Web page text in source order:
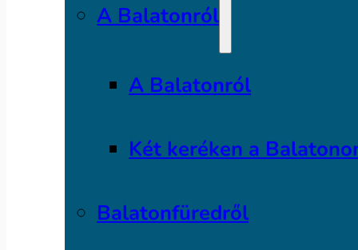
A Balatonról
A Balatonról
Két keréken a
Balatonfüredről